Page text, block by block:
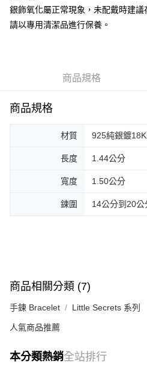
銀飾氧化屬正常現象，未配戴時建
請以專用清潔品進行保養。
商品規格
商品規格
材質 925純銀鍍
長度 1.44公分
寬度 1.50公分
鍊圍 14公分到20公
商品相關分類 (7)
手鍊 Bracelet Little Secrets 系列
人氣商品推薦
本分類熱銷全站排行